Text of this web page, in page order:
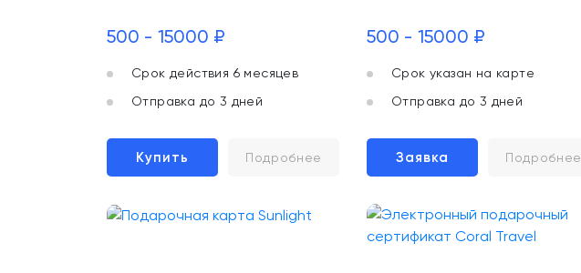
500 - 15000 ₽
Срок действия 6 месяцев
Отправка до 3 дней
Купить Подробнее
500 - 15000 ₽
Срок указан на карте
Отправка до 3 дней
Заявка Подробнее